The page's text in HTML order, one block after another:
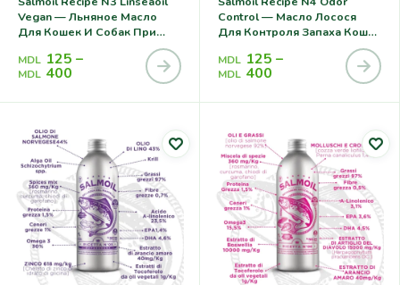
Vegan — Льняное Масло
Для Кошек И Собак При
MDL 125 –
MDL 400
Control — Масло Лосося
Для Контроля Запаха Кошек
MDL 125 –
MDL 400